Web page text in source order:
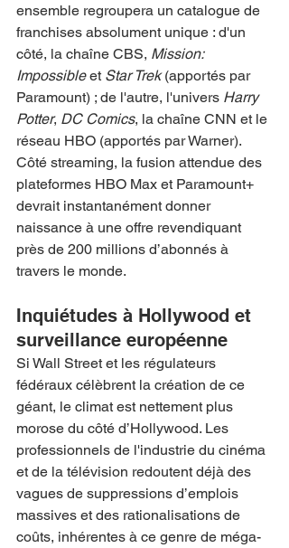
ensemble regroupera un catalogue de
franchises absolument unique : d'un
côté, la chaîne CBS, Mission:
Impossible et Star Trek (apportés par
Paramount) ; de l'autre, l'univers Harry
Potter, DC Comics, la chaîne CNN et le
réseau HBO (apportés par Warner).
Côté streaming, la fusion attendue des
plateformes HBO Max et Paramount+
devrait instantanément donner
naissance à une offre revendiquant
près de 200 millions d’abonnés à
travers le monde.
Inquiétudes à Hollywood et
surveillance européenne
Si Wall Street et les régulateurs
fédéraux célèbrent la création de ce
géant, le climat est nettement plus
morose du côté d’Hollywood. Les
professionnels de l'industrie du cinéma
et de la télévision redoutent déjà des
vagues de suppressions d’emplois
massives et des rationalisations de
coûts, inhérentes à ce genre de méga-